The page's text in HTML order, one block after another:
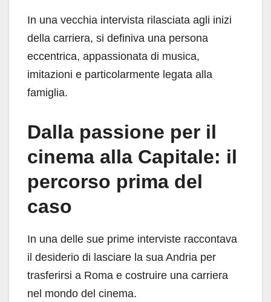
In una vecchia intervista rilasciata agli inizi
della carriera, si definiva una persona
eccentrica, appassionata di musica,
imitazioni e particolarmente legata alla
famiglia.
Dalla passione per il
cinema alla Capitale: il
percorso prima del
caso
In una delle sue prime interviste raccontava
il desiderio di lasciare la sua Andria per
trasferirsi a Roma e costruire una carriera
nel mondo del cinema.